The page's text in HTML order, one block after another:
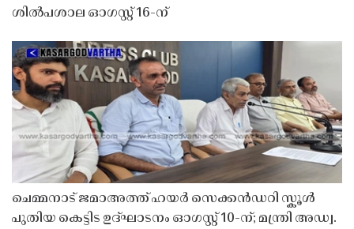
ശിൽപശാല ഓഗസ്റ്റ് 16-ന്
ചെമ്മനാട് ജമാഅത്ത് ഹയർ സെക്കൻഡറി സ്കൂൾ
പുതിയ കെട്ടിട ഉദ്ഘാടനം ഓഗസ്റ്റ് 10-ന്; മന്ത്രി അഡ്വ.